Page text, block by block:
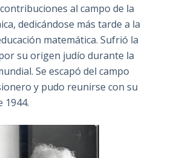
al campo de la
dedicándose más tarde a la
matemática. Sufrió la
su origen judío durante la
Se escapó del campo
y pudo reunirse con su
1944.